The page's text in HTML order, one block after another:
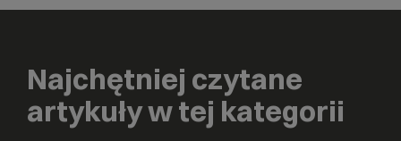
Najchętniej czytane
artykuły w tej kategorii